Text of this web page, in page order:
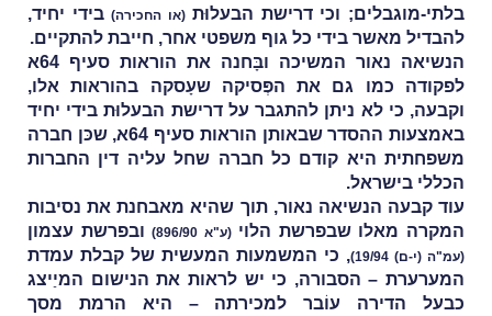
בלתי-מוגבלים; וכי דרישת הבעלוּת(או החכירה)בידי יחיד,
להבדיל מאשר בידי כל גוף משפטי אחר, חייבת להתקיים.
הנשיאה נאור המשיכה ובָּחנה את הוראות סעיף 64א
לפקודה כמו גם את הפְּסיקה שעָסקה בהוראות אלו,
וקבעה, כי לא ניתן להתגבר על דרישת הבעלוּת בידי יחיד
באמצעות ההסדר שבאותן הוראות סעיף 64א, שכּן חברה
משפחתית היא קודם כל חברה שחל עליה דין החברות
הכללי בישראל.
עוד קבעה הנשיאה נאור, תוך שהיא מאבחנת את נסיבות
המקרה מאלו שבפרשת הלוי(ע"א 896/90) ובפרשת עצמון
(עמ"ה (י-ם) 19/94)
, כי המשמעות המעשית של קבלת עמדת
המערערת – הסבורה, כי יש לראות את הנישום המיַיצג
כבעל הדירה עוֹבר למכירתה – היא הרמת מסך